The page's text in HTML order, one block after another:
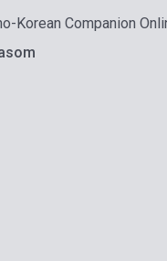
Korean Companion